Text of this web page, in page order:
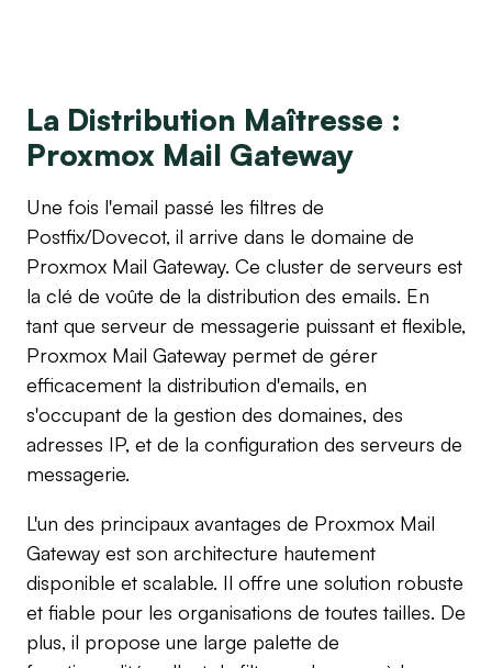
La Distribution Maîtresse :
Proxmox Mail Gateway
Une fois l'email passé les filtres de
Postfix/Dovecot, il arrive dans le domaine de
Proxmox Mail Gateway. Ce cluster de serveurs est
la clé de voûte de la distribution des emails. En
tant que serveur de messagerie puissant et flexible,
Proxmox Mail Gateway permet de gérer
efficacement la distribution d'emails, en
s'occupant de la gestion des domaines, des
adresses IP, et de la configuration des serveurs de
messagerie.
L'un des principaux avantages de Proxmox Mail
Gateway est son architecture hautement
disponible et scalable. Il offre une solution robuste
et fiable pour les organisations de toutes tailles. De
plus, il propose une large palette de